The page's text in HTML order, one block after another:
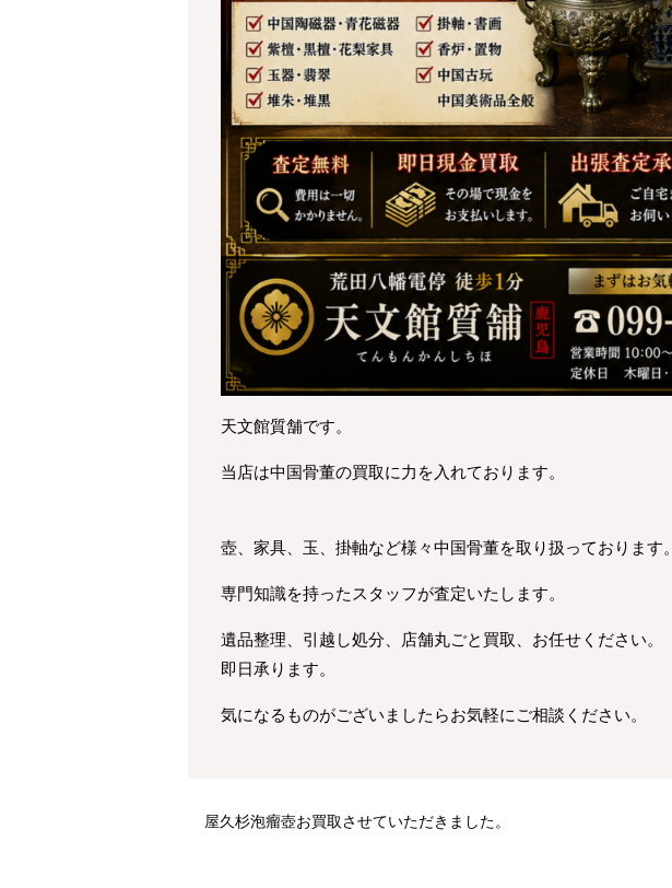
天文館質舗です。
当店は中国骨董の買取に力を入れております。
壺、家具、玉、掛軸など様々中国骨董を取り扱っております。
専門知識を持ったスタッフが査定いたします。
遺品整理、引越し処分、店舗丸ごと買取、お任せください。
即日承ります。
気になるものがございましたらお気軽にご相談ください。
屋久杉泡瘤壺お買取させていただきました。